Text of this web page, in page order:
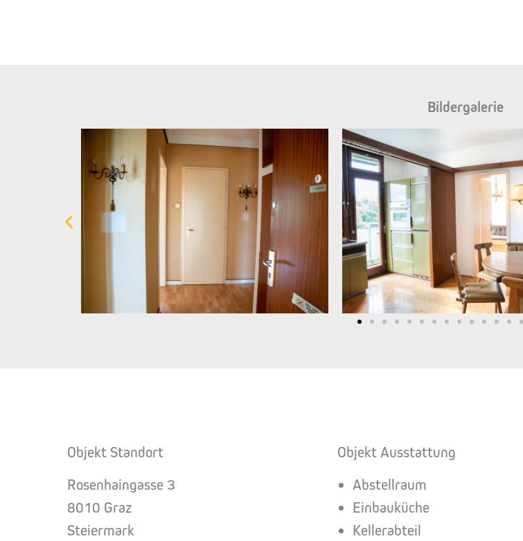
Bildergalerie
Objekt Standort
Rosenhaingasse 3
8010 Graz
Steiermark
Objekt Ausstattung
Abstellraum
Einbauküche
Kellerabteil